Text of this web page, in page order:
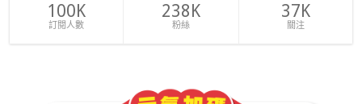
100K
訂閱人數
238K
粉絲
37K
關注